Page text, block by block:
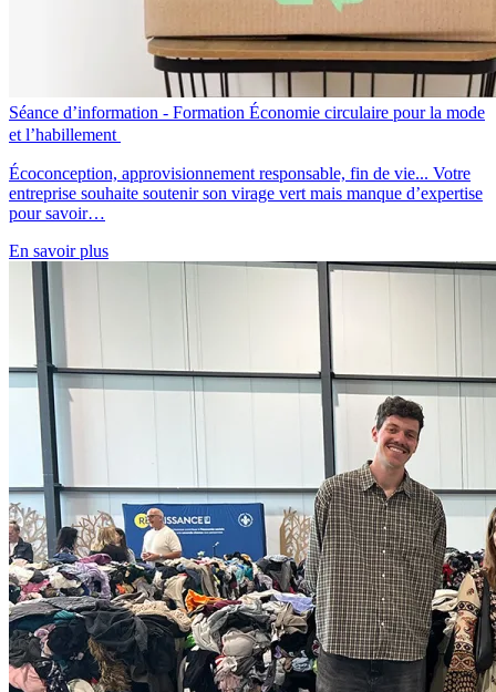
Séance d’information - Formation Économie circulaire pour la mode
et l’habillement
Écoconception, approvisionnement responsable, fin de vie... Votre
entreprise souhaite soutenir son virage vert mais manque d’expertise
pour savoir…
En savoir plus